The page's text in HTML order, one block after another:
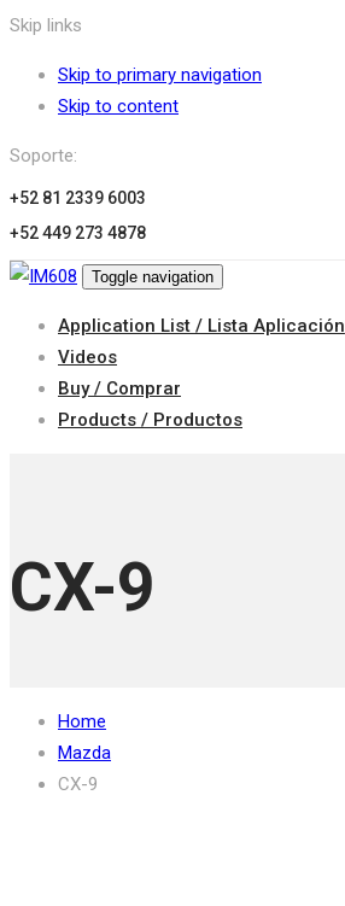
Skip links
Skip to primary navigation
Skip to content
Soporte:
+52 81 2339 6003
+52 449 273 4878
Toggle navigation
Application List / Lista Aplicación
Videos
Buy / Comprar
Products / Productos
CX-9
Home
Mazda
CX-9